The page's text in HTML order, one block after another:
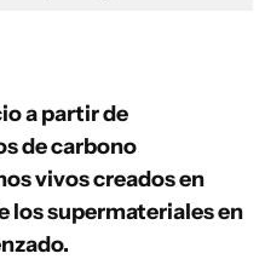
a partir de
de carbono
vivos creados en
los supermateriales en